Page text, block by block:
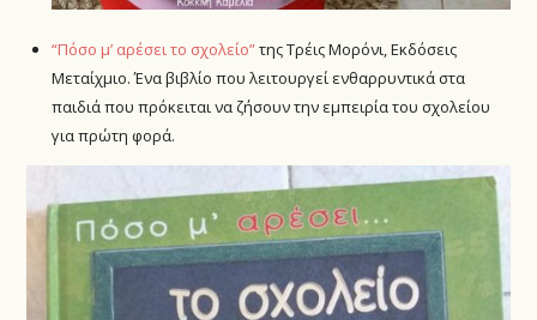
“Πόσο μ’ αρέσει το σχολείο”της Τρέις Μορόνι, Εκδόσεις
Μεταίχμιο. Ένα βιβλίο που λειτουργεί ενθαρρυντικά στα
παιδιά που πρόκειται να ζήσουν την εμπειρία του σχολείου
για πρώτη φορά.